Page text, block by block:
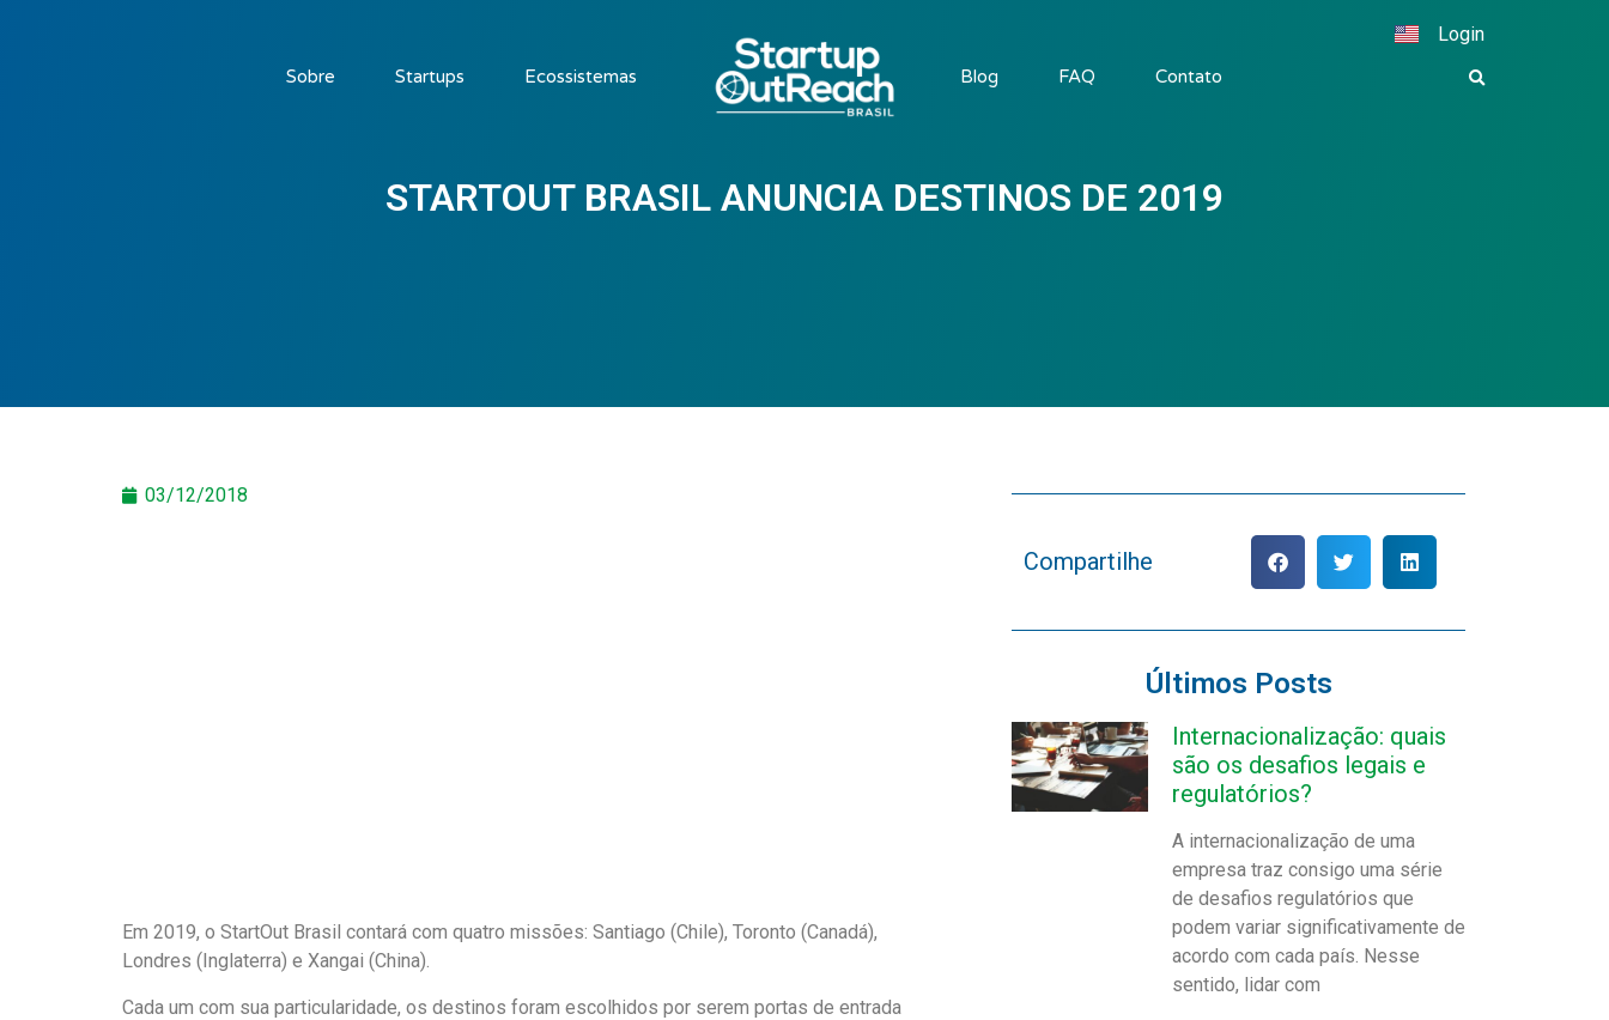
Login
Sobre Startups Ecossistemas Blog FAQ Contato
STARTOUT BRASIL ANUNCIA DESTINOS DE 2019
03/12/2018
Em 2019, o StartOut Brasil contará com quatro missões: Santiago (Chile), Toronto (Canadá),
Londres (Inglaterra) e Xangai (China).
Cada um com sua particularidade, os destinos foram escolhidos por serem portas de entrada
Compartilhe
Últimos Posts
Internacionalização: quais
são os desafios legais e
regulatórios?
A internacionalização de uma
empresa traz consigo uma série
de desafios regulatórios que
podem variar significativamente de
acordo com cada país. Nesse
sentido, lidar com